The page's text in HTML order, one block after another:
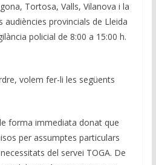
Tortosa, Valls, Vilanova i la
audiències provincials de Lleida
policial de 8:00 a 15:00 h.
volem fer-li les següents
forma immediata donat que
per assumptes particulars
del servei TOGA. De